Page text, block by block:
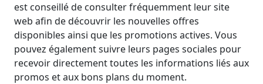
est conseillé de consulter fréquemment leur site
web afin de découvrir les nouvelles offres
disponibles ainsi que les promotions actives. Vous
pouvez également suivre leurs pages sociales pour
recevoir directement toutes les informations liés aux
promos et aux bons plans du moment.